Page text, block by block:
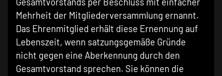
Mehrheit der Mitgliederversammlung ernannt.
Das Ehrenmitglied erhält diese Ernennung auf
Lebenszeit, wenn satzungsgemäße Gründe
nicht gegen eine Aberkennung durch den
Gesamtvorstand sprechen. Sie können die